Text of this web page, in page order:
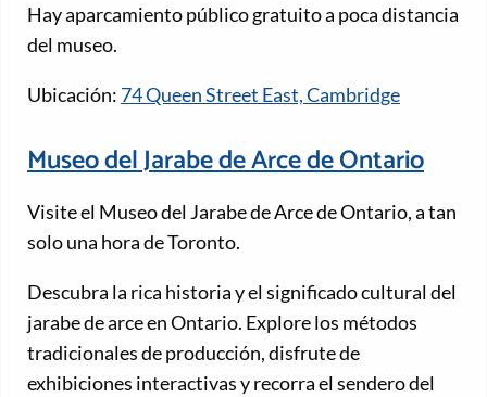
Hay aparcamiento público gratuito a poca distancia
del museo.
Ubicación: 74 Queen Street East, Cambridge
Museo del Jarabe de Arce de Ontario
Visite el Museo del Jarabe de Arce de Ontario, a tan
solo una hora de Toronto.
Descubra la rica historia y el significado cultural del
jarabe de arce en Ontario. Explore los métodos
tradicionales de producción, disfrute de
exhibiciones interactivas y recorra el sendero del